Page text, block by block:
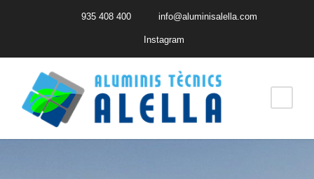
935 408 400 info@aluminisalella.com
Instagram